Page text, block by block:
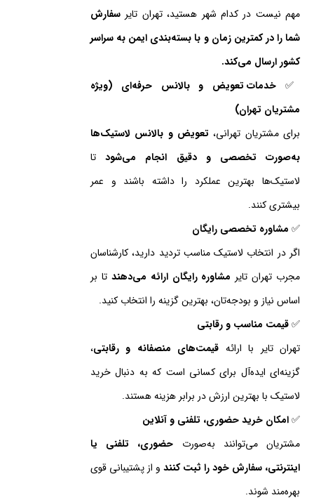
مهم نیست در کدام شهر هستید، تهران تایر سفارش
شما را در کمترین زمان و با بسته‌بندی ایمن به سراسر
کشور ارسال می‌کند.
✅ خدمات تعویض و بالانس حرفه‌ای (ویژه
مشتریان تهران)
برای مشتریان تهرانی، تعویض و بالانس لاستیک‌ها
به‌صورت تخصصی و دقیق انجام می‌شودتا
لاستیک‌ها بهترین عملکرد را داشته باشند و عمر
بیشتری کنند.
✅ مشاوره تخصصی رایگان
اگر در انتخاب لاستیک مناسب تردید دارید، کارشناسان
مجرب تهران تایر مشاوره رایگان ارائه می‌دهند تا بر
اساس نیاز و بودجه‌تان، بهترین گزینه را انتخاب کنید.
✅قیمت مناسب و رقابتی
تهران تایر با ارائه قیمت‌های منصفانه و رقابتی،
گزینه‌ای ایده‌آل برای کسانی است که به دنبال خرید
لاستیک با بهترین ارزش در برابر هزینه هستند.
✅امکان خرید حضوری، تلفنی و آنلاین
مشتریان می‌توانند به‌صورت حضوری، تلفنی یا
اینترنتی، سفارش خود را ثبت کنند و از پشتیبانی قوی
بهره‌مند شوند.